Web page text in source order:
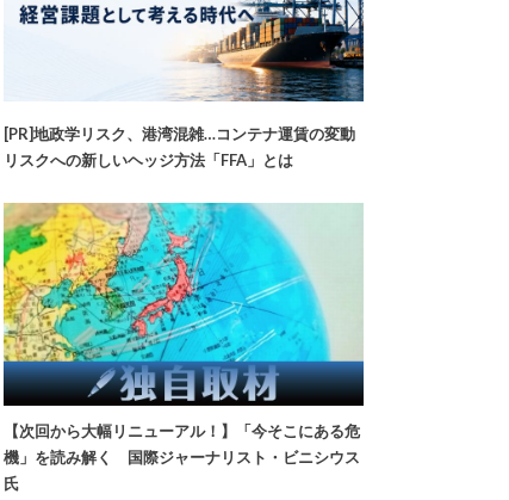
[PR]地政学リスク、港湾混雑…コンテナ運賃の変動
リスクへの新しいヘッジ方法「FFA」とは
【次回から大幅リニューアル！】「今そこにある危
機」を読み解く 国際ジャーナリスト・ビニシウス
氏